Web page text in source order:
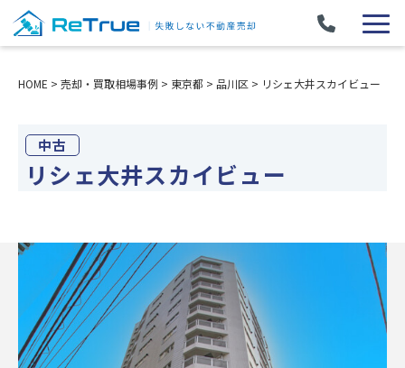
HOME > 売却・買取相場事例 > 東京都 > 品川区 > リシェ大井スカイビュー
中古
リシェ大井スカイビュー